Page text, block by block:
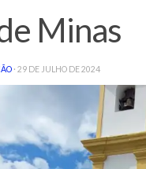
Minas
· 29 DE JULHO DE 2024